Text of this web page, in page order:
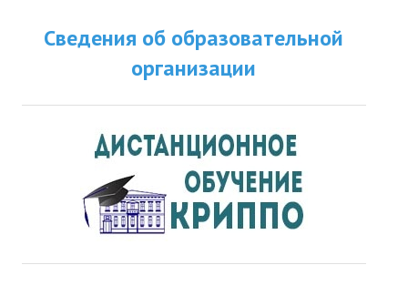
Сведения об образовательной
организации